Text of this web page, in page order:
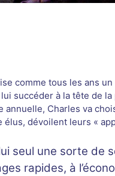
comme tous les ans
succéder à la tête de
annuelle, Charles va
dévoilent leurs «
seul une sorte de
rapides, à